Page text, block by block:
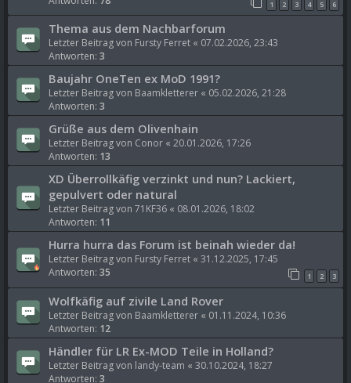
1 2 3 4 5 6
Thema aus dem Nachbarforum
Letzter Beitrag von Fursty Ferret « 07.02.2026, 23:43
Antworten: 3
Baujahr OneTen ex MoD 1991?
Letzter Beitrag von Baamkletterer « 05.02.2026, 21:28
Antworten: 3
Grüße aus dem Olivenhain
Letzter Beitrag von Conor « 20.01.2026, 17:26
Antworten: 13
XD Überrollkäfig verzinkt und nun? Lackiert,
gepulvert oder natural
Letzter Beitrag von 71KF36 « 08.01.2026, 18:02
Antworten: 11
Hurra hurra das Forum ist beinah wieder da!
Letzter Beitrag von Fursty Ferret « 31.12.2025, 17:45
Antworten: 35 1 2 3
Wolfkäfig auf zivile Land Rover
Letzter Beitrag von Baamkletterer « 01.11.2024, 10:36
Antworten: 12
Händler für LR Ex-MOD Teile in Holland?
Letzter Beitrag von landy-team « 30.10.2024, 18:27
Antworten: 3